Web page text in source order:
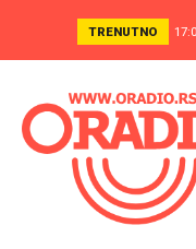
TRENUTNO